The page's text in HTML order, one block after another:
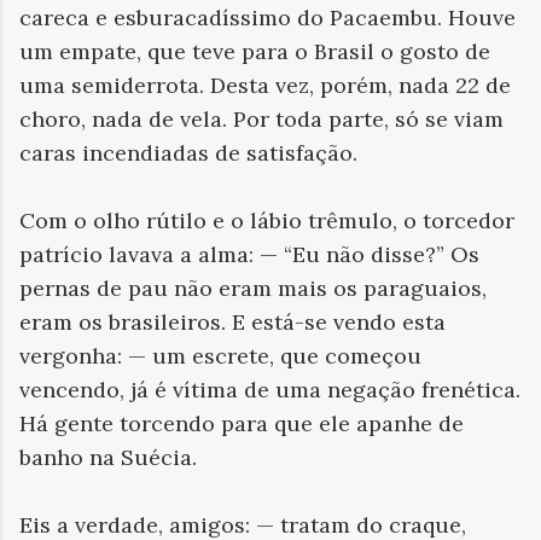
careca e esburacadíssimo do Pacaembu. Houve
um empate, que teve para o Brasil o gosto de
uma semiderrota. Desta vez, porém, nada 22 de
choro, nada de vela. Por toda parte, só se viam
caras incendiadas de satisfação.
Com o olho rútilo e o lábio trêmulo, o torcedor
patrício lavava a alma: — “Eu não disse?” Os
pernas de pau não eram mais os paraguaios,
eram os brasileiros. E está-se vendo esta
vergonha: — um escrete, que começou
vencendo, já é vítima de uma negação frenética.
Há gente torcendo para que ele apanhe de
banho na Suécia.
Eis a verdade, amigos: — tratam do craque,